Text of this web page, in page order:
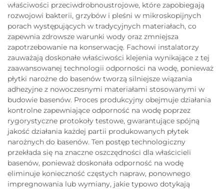
właściwości przeciwdrobnoustrojowe, które zapobiegają
rozwojowi bakterii, grzybów i pleśni w mikroskopijnych
porach występujących w tradycyjnych materiałach, co
zapewnia zdrowsze warunki wody oraz zmniejsza
zapotrzebowanie na konserwację. Fachowi instalatorzy
zauważają doskonałe właściwości klejenia wynikające z tej
zaawansowanej technologii odporności na wodę, ponieważ
płytki narożne do basenów tworzą silniejsze wiązania
adhezyjne z nowoczesnymi materiałami stosowanymi w
budowie basenów. Proces produkcyjny obejmuje działania
kontrolne zapewniające odporność na wodę poprzez
rygorystyczne protokoły testowe, gwarantujące spójną
jakość działania każdej partii produkowanych płytek
narożnych do basenów. Ten postęp technologiczny
przekłada się na znaczne oszczędności dla właścicieli
basenów, ponieważ doskonała odporność na wodę
eliminuje konieczność częstych napraw, ponownego
impregnowania lub wymiany, jakie typowo dotykają